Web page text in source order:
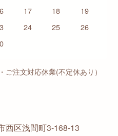
17 18 19
24 25 26
ご注文対応休業(不定休あり）
西区浅間町3-168-13